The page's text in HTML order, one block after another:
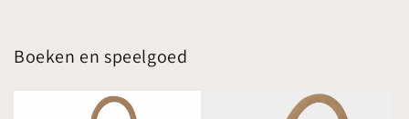
Boeken en speelgoed